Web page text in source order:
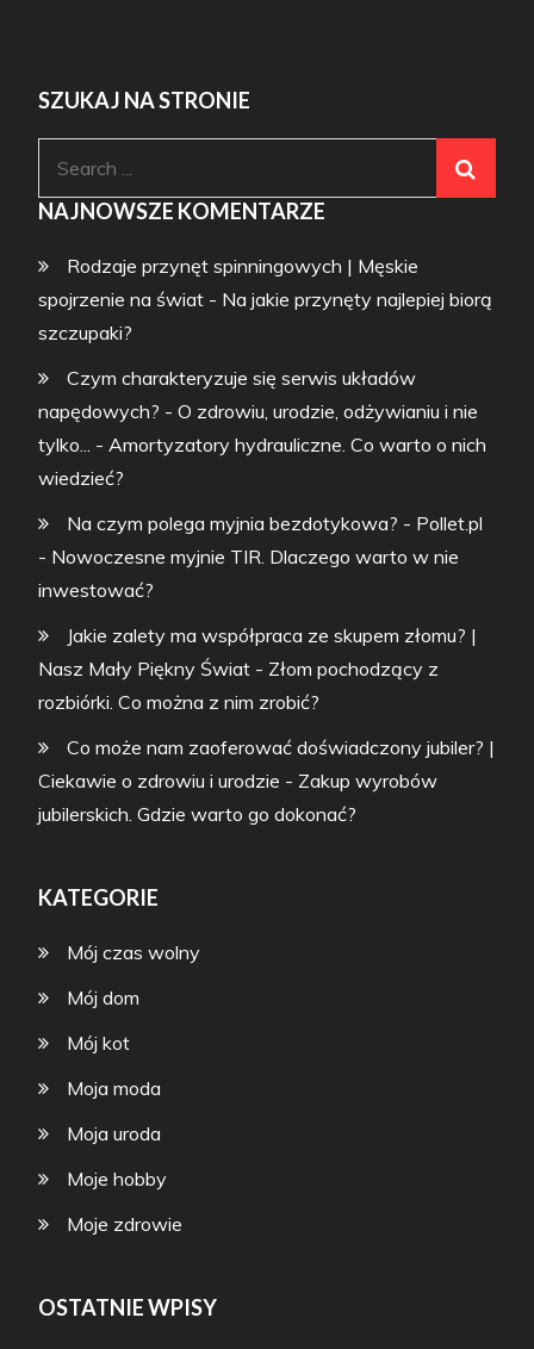
SZUKAJ NA STRONIE
NAJNOWSZE KOMENTARZE
Rodzaje przynęt spinningowych | Męskie
spojrzenie na świat - Na jakie przynęty najlepiej biorą
szczupaki?
Czym charakteryzuje się serwis układów
napędowych? - O zdrowiu, urodzie, odżywianiu i nie
tylko... -Amortyzatory hydrauliczne. Co warto o nich
wiedzieć?
Na czym polega myjnia bezdotykowa? - Pollet.pl
- Nowoczesne myjnie TIR. Dlaczego warto w nie
inwestować?
Jakie zalety ma współpraca ze skupem złomu? |
Nasz Mały Piękny Świat - Złom pochodzący z
rozbiórki. Co można z nim zrobić?
Co może nam zaoferować doświadczony jubiler? |
Ciekawie o zdrowiu i urodzie - Zakup wyrobów
jubilerskich. Gdzie warto go dokonać?
KATEGORIE
Mój czas wolny
Mój dom
Mój kot
Moja moda
Moja uroda
Moje hobby
Moje zdrowie
OSTATNIE WPISY